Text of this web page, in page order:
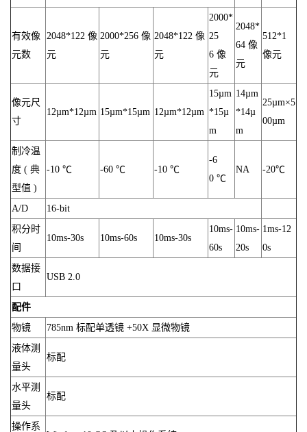
有效像
元数
2048*122 像
元
2000*256 像
元
2048*122 像
元
2000*
25
6 像
元
2048*
64 像
元
512*1
像元
像元尺
寸
12µm*12µm 15µm*15µm 12µm*12µm
15µm
*15µ
m
14µm
*14µ
m
25µm×5
00µm
制冷温
度 ( 典
型值 )
-10 ℃ -60 ℃ -10 ℃
-6
0 ℃
NA -20℃
A/D
16-bit
积分时
间
10ms-30s 10ms-60s 10ms-30s
10ms-
60s
10ms-
20s
1ms-12
0s
数据接
口
USB 2.0
配件
物镜
785nm 标配单透镜 +50X 显微物镜
液体测
量头
标配
水平测
量头
标配
操作系